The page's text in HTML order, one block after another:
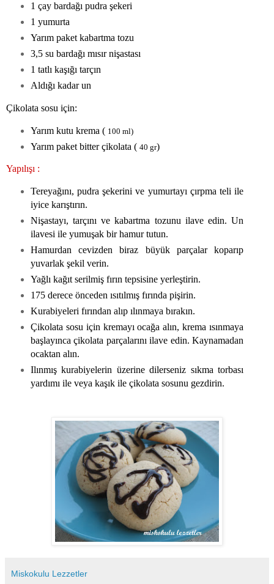
1 çay bardağı pudra şekeri
1 yumurta
Yarım paket kabartma tozu
3,5 su bardağı mısır nişastası
1 tatlı kaşığı tarçın
Aldığı kadar un
Çikolata sosu için:
Yarım kutu krema ( 100 ml)
Yarım paket bitter çikolata ( 40 gr)
Yapılışı :
Tereyağını, pudra şekerini ve yumurtayı çırpma teli ile
iyice karıştırın.
Nişastayı, tarçını ve kabartma tozunu ilave edin. Un
ilavesi ile yumuşak bir hamur tutun.
Hamurdan cevizden biraz büyük parçalar koparıp
yuvarlak şekil verin.
Yağlı kağıt serilmiş fırın tepsisine yerleştirin.
175 derece önceden ısıtılmış fırında pişirin.
Kurabiyeleri fırından alıp ılınmaya bırakın.
Çikolata sosu için kremayı ocağa alın, krema ısınmaya
başlayınca çikolata parçalarını ilave edin. Kaynamadan
ocaktan alın.
Ilınmış kurabiyelerin üzerine dilerseniz sıkma torbası
yardımı ile veya kaşık ile çikolata sosunu gezdirin.
Miskokulu Lezzetler